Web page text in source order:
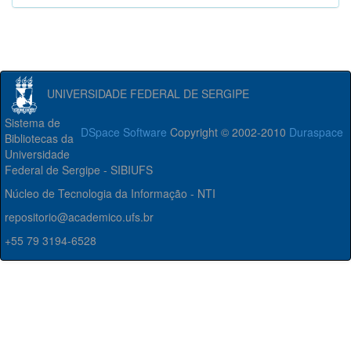
UNIVERSIDADE FEDERAL DE SERGIPE
DSpace Software Copyright © 2002-2010 Duraspace
Sistema de
Bibliotecas da
Universidade
Federal de Sergipe - SIBIUFS
Núcleo de Tecnologia da Informação - NTI
repositorio@academico.ufs.br
+55 79 3194-6528